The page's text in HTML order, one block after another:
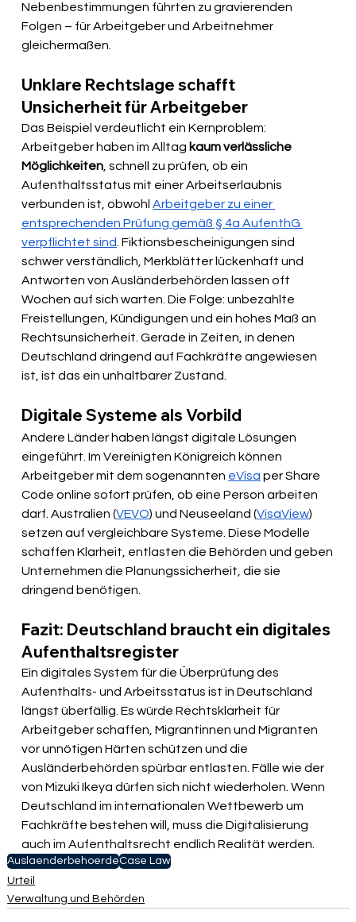
Nebenbestimmungen führten zu gravierenden
Folgen – für Arbeitgeber und Arbeitnehmer
gleichermaßen.
Unklare Rechtslage schafft
Unsicherheit für Arbeitgeber
Das Beispiel verdeutlicht ein Kernproblem:
Arbeitgeber haben im Alltag kaum verlässliche
Möglichkeiten , schnell zu prüfen, ob ein
Aufenthaltsstatus mit einer Arbeitserlaubnis
verbunden ist, obwohl Arbeitgeber zu einer
entsprechenden Prüfung gemäß § 4a AufenthG
verpflichtet sind . Fiktionsbescheinigungen sind
schwer verständlich, Merkblätter lückenhaft und
Antworten von Ausländerbehörden lassen oft
Wochen auf sich warten. Die Folge: unbezahlte
Freistellungen, Kündigungen und ein hohes Maß an
Rechtsunsicherheit. Gerade in Zeiten, in denen
Deutschland dringend auf Fachkräfte angewiesen
ist, ist das ein unhaltbarer Zustand.
Digitale Systeme als Vorbild
Andere Länder haben längst digitale Lösungen
eingeführt. Im Vereinigten Königreich können
Arbeitgeber mit dem sogenannten eVisa per Share
Code online sofort prüfen, ob eine Person arbeiten
darf. Australien (VEVO) und Neuseeland (VisaView)
setzen auf vergleichbare Systeme. Diese Modelle
schaffen Klarheit, entlasten die Behörden und geben
Unternehmen die Planungssicherheit, die sie
dringend benötigen.
Fazit: Deutschland braucht ein digitales
Aufenthaltsregister
Ein digitales System für die Überprüfung des
Aufenthalts- und Arbeitsstatus ist in Deutschland
längst überfällig. Es würde Rechtsklarheit für
Arbeitgeber schaffen, Migrantinnen und Migranten
vor unnötigen Härten schützen und die
Ausländerbehörden spürbar entlasten. Fälle wie der
von Mizuki Ikeya dürfen sich nicht wiederholen. Wenn
Deutschland im internationalen Wettbewerb um
Fachkräfte bestehen will, muss die Digitalisierung
auch im Aufenthaltsrecht endlich Realität werden.
AuslaenderbehoerdeCase Law
Urteil
Verwaltung und Behörden